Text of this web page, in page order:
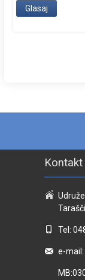
Kontakt
Tel:
e-mail: